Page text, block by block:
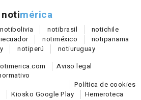
notimérica
notibolivia notibrasil notichile
ecuador notiméxico notipanama
notiperú notiuruguay
Aviso legal
Política de cookies
Kiosko Google Play
Hemeroteca